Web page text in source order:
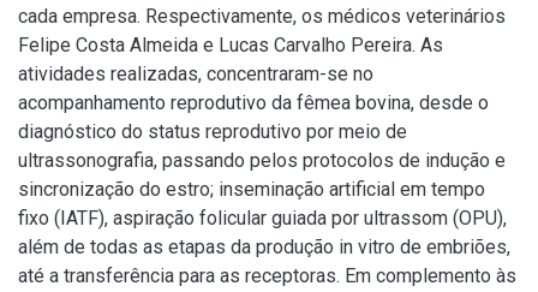
cada empresa. Respectivamente, os médicos veterinários
Felipe Costa Almeida e Lucas Carvalho Pereira. As
atividades realizadas, concentraram-se no
acompanhamento reprodutivo da fêmea bovina, desde o
diagnóstico do status reprodutivo por meio de
ultrassonografia, passando pelos protocolos de indução e
sincronização do estro; inseminação artificial em tempo
fixo (IATF), aspiração folicular guiada por ultrassom (OPU),
além de todas as etapas da produção in vitro de embriões,
até a transferência para as receptoras. Em complemento às